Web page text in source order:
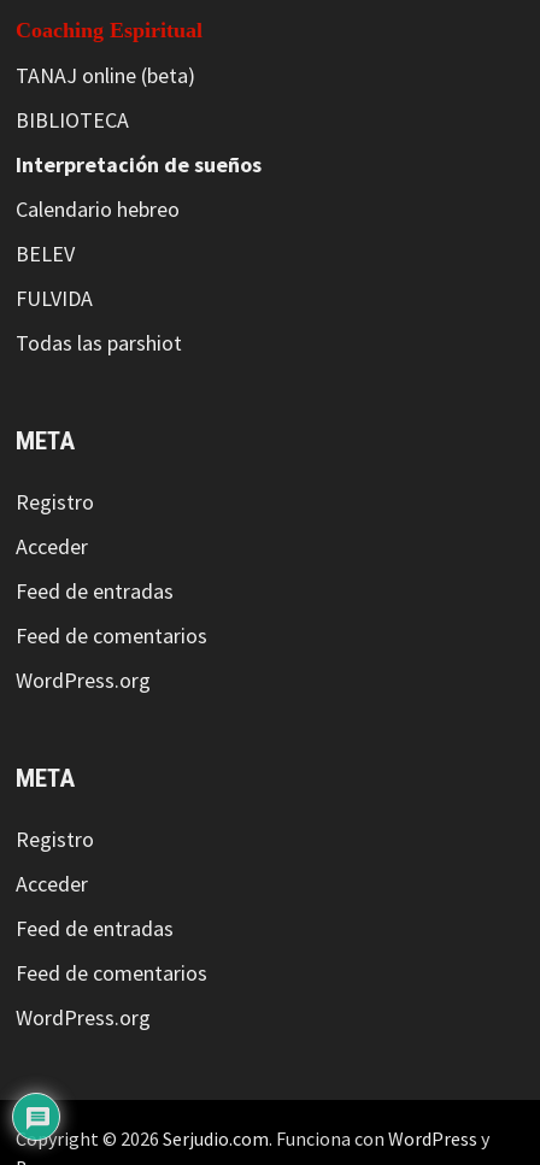
Coaching Espiritual
TANAJ online (beta)
BIBLIOTECA
Interpretación de sueños
Calendario hebreo
BELEV
FULVIDA
Todas las parshiot
META
Registro
Acceder
Feed de entradas
Feed de comentarios
WordPress.org
META
Registro
Acceder
Feed de entradas
Feed de comentarios
WordPress.org
Copyright © 2026 Serjudio.com. Funciona con WordPress y